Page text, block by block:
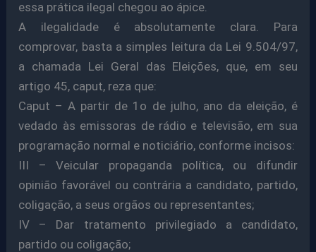
essa prática ilegal chegou ao ápice.
A ilegalidade é absolutamente clara. Para
comprovar, basta a simples leitura da Lei 9.504/97,
a chamada Lei Geral das Eleições, que, em seu
artigo 45, caput, reza que:
Caput – A partir de 1o de julho, ano da eleição, é
vedado às emissoras de rádio e televisão, em sua
programação normal e noticiário, conforme incisos:
III – Veicular propaganda política, ou difundir
opinião favorável ou contrária a candidato, partido,
coligação, a seus orgãos ou representantes;
IV – Dar tratamento privilegiado a candidato,
partido ou coligação;